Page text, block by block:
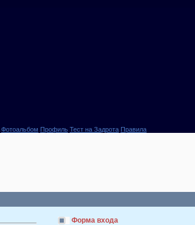
Фотоальбом Профиль Тест на Задрота Правила
Форма входа